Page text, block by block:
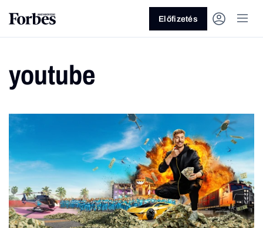
Vagy fedezze fel a következő
témákat
Üzlet Pénz Zöld Legyél jobb!
Előfizetés
youtube